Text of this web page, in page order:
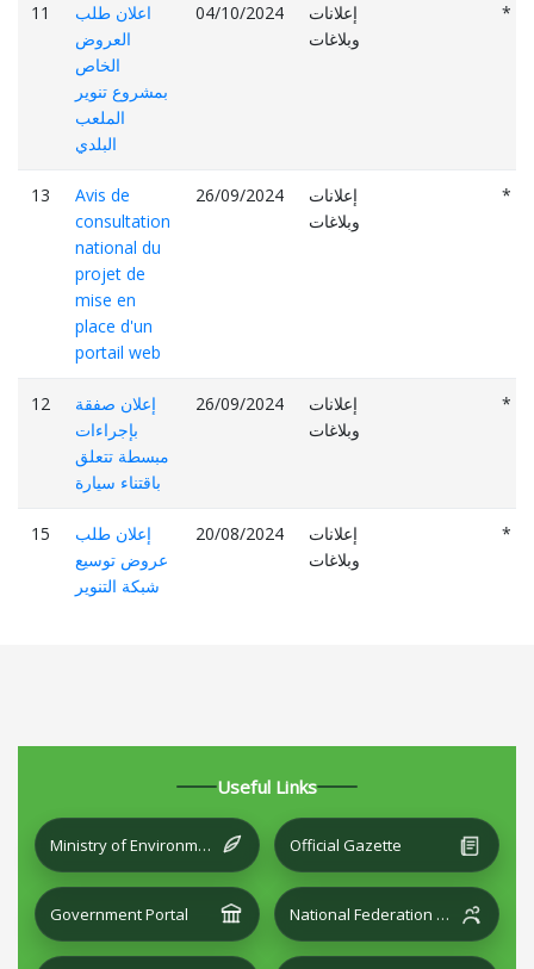
11
اعلان طلب
العروض
الخاص
بمشروع تنوير
الملعب
البلدي
04/10/2024
إعلانات
وبلاغات
*
13
Avis de
consultation
national du
projet de
mise en
place d'un
portail web
26/09/2024
إعلانات
وبلاغات
*
12
إعلان صفقة
بإجراءات
مبسطة تتعلق
باقتناء سيارة
26/09/2024
إعلانات
وبلاغات
*
15
إعلان طلب
عروض توسيع
شبكة التنوير
20/08/2024
إعلانات
وبلاغات
*
Useful Links
Ministry of Environment and Local Development Official Gazette
Government Portal National Federation of Cities